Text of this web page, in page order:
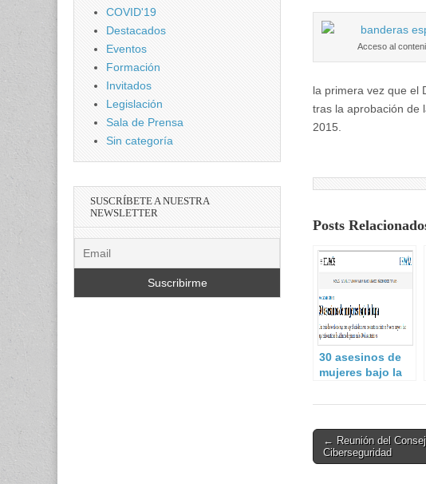
Acceso al
la primera vez que el
tras la aprobación de
2015.
Posts
30 asesinos de
mujeres bajo la
Post
navigation
← Reunión del
Ciberseguridad
COVID'19
Destacados
Eventos
Formación
Invitados
Legislación
Sala de Prensa
Sin categoría
SUSCRÍBETE A NUESTRA
NEWSLETTER